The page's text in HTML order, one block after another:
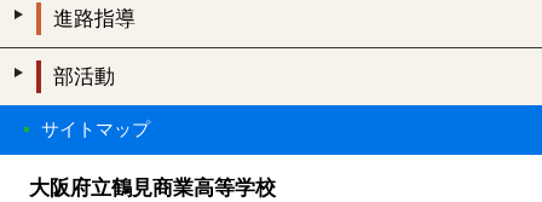
進路指導
部活動
サイトマップ
大阪府立鶴見商業高等学校